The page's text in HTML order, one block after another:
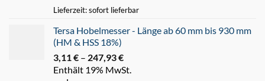
Lieferzeit: sofort lieferbar
Tersa Hobelmesser - Länge ab 60 mm bis 930 mm
(HM & HSS 18%)
3,11€ – 247,93€
3,11 €
Enthält 19% MwSt.